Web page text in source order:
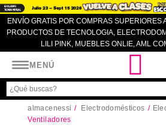
ENVÍO GRATIS POR COMPRAS SUPERIORES
PRODUCTOS DE TECNOLOGIA,
LILI PINK, MUEBLES ONLIE, AML
MENÚ
almacenessi Electrodomésticos
Ventiladores